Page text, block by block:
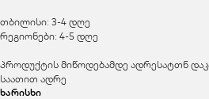
თბილისი: 3-4 დღე
რეგიონები: 4-5 დღე
პროდუქტის მიწოდებამდე ადრესატთნ
საათით ადრე
ხარისხი